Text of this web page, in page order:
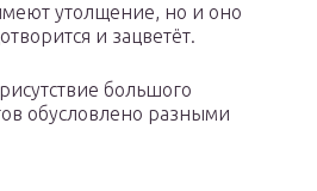
утолщение, но и оно
и зацветёт.
большого
обусловлено разными